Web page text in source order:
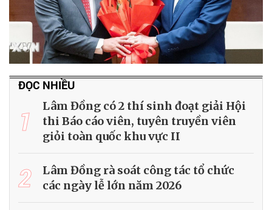
ĐỌC NHIỀU
1
Lâm Đồng có 2 thí sinh đoạt giải Hội
thi Báo cáo viên, tuyên truyền viên
giỏi toàn quốc khu vực II
2
Lâm Đồng rà soát công tác tổ chức
các ngày lễ lớn năm 2026